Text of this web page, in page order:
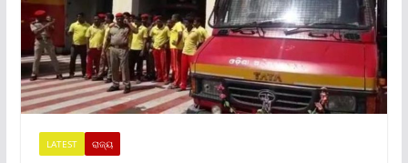
LATEST ରାଜ୍ୟ